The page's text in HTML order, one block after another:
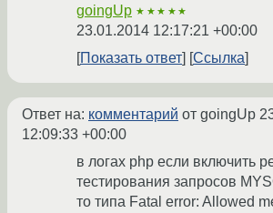
goingUp ★★★★★
23.01.2014 12:17:21 +00:00
Показать ответ
Ссылка
Ответ на: комментарий от goingUp
12:09:33 +00:00
в логах php если включить
тестирования запросов
то типа Fatal error: Allowed